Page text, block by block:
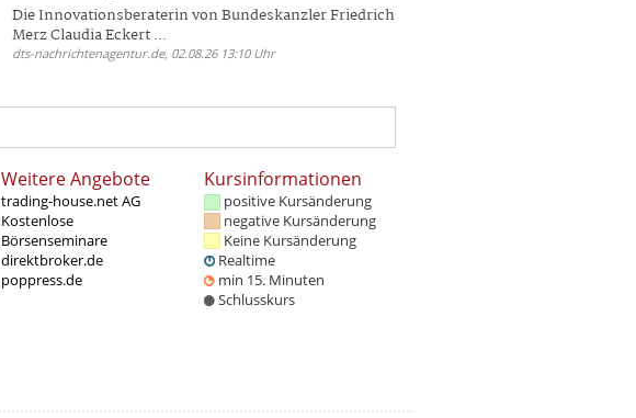
Die Innovationsberaterin von Bundeskanzler Friedrich
Merz Claudia Eckert ...
dts-nachrichtenagentur.de, 02.08.26 13:10 Uhr
Weitere Angebote
trading-house.net AG
Kostenlose
Börsenseminare
direktbroker.de
poppress.de
Kursinformationen
positive Kursänderung
negative Kursänderung
Keine Kursänderung
Realtime
min 15. Minuten
Schlusskurs